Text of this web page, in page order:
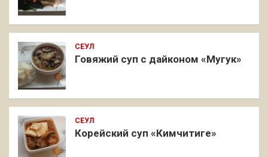
СЕУЛ
Говяжий суп с дайконом «Мугук»
СЕУЛ
Корейский суп «Кимчитиге»